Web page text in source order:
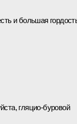
и большая
гляцио-буровой